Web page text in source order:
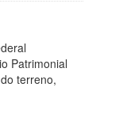
Patrimonial
terreno,